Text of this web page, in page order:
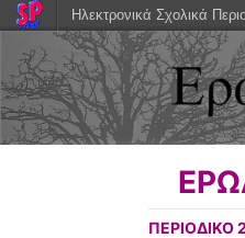
ΠΕΡΙΟΔΙΚΟ
Ηλεκτρονικά Σχολικά